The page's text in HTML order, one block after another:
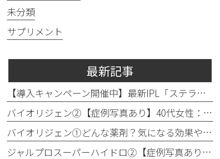
未分類
サプリメント
最新記事
【導入キャンペーン開催中】最新IPL「ステラM22」で透明感のある素肌へ
バイオリジェン②【症例写真あり】40代女性：目元の小じわ改善
バイオリジェン①どんな薬剤？気になる効果やダウンタイムについて解説
ジャルプロスーパーハイドロ②【症例写真あり】50代女性：ほうれい線・口横たるみ改善【手打ち注射】